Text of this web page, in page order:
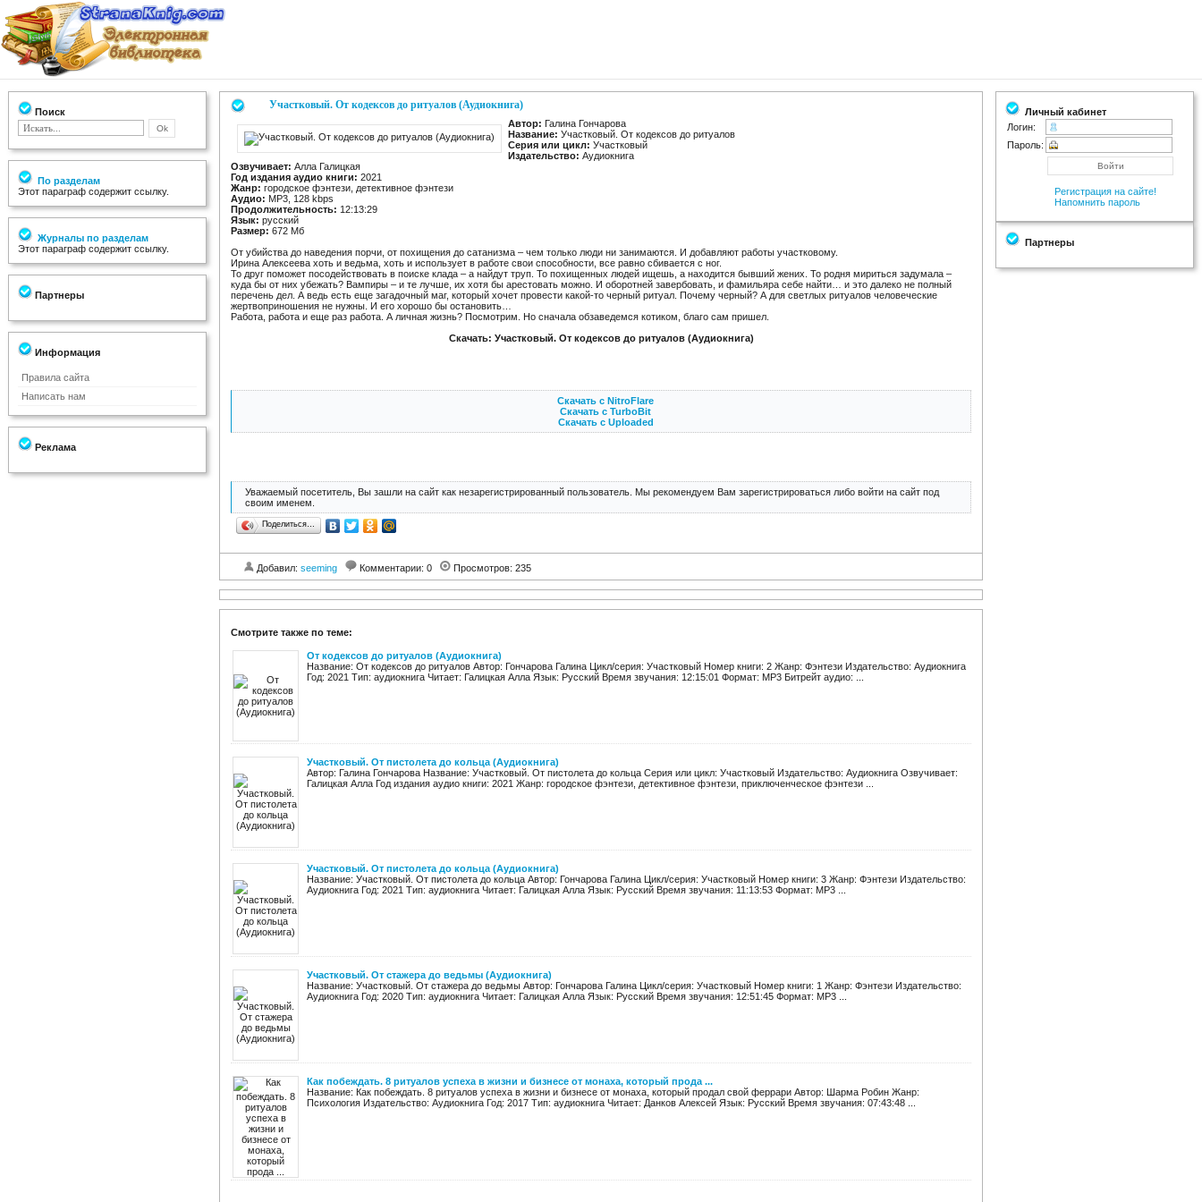
Поиск
По разделам
Этот параграф содержит ссылку.
Журналы по разделам
Этот параграф содержит ссылку.
Партнеры
Информация
Правила сайта
Написать нам
Реклама
Участковый. От кодексов до ритуалов (Аудиокнига)
Автор: Галина Гончарова
Название: Участковый. От кодексов до ритуалов
Серия или цикл: Участковый
Издательство: Аудиокнига
Озвучивает: Алла Галицкая
Год издания аудио книги: 2021
Жанр: городское фэнтези, детективное фэнтези
Аудио: MP3, 128 kbps
Продолжительность: 12:13:29
Язык: русский
Размер: 672 Мб
От убийства до наведения порчи, от похищения до сатанизма – чем только люди ни занимаются. И добавляют работы участковому.
Ирина Алексеева хоть и ведьма, хоть и использует в работе свои способности, все равно сбивается с ног.
То друг поможет посодействовать в поиске клада – а найдут труп. То похищенных людей ищешь, а находится бывший жених. То родня мириться задумала –
куда бы от них убежать? Вампиры – и те лучше, их хотя бы арестовать можно. И оборотней завербовать, и фамильяра себе найти… и это далеко не полный
перечень дел. А ведь есть еще загадочный маг, который хочет провести какой-то черный ритуал. Почему черный? А для светлых ритуалов человеческие
жертвоприношения не нужны. И его хорошо бы остановить…
Работа, работа и еще раз работа. А личная жизнь? Посмотрим. Но сначала обзаведемся котиком, благо сам пришел.
Скачать: Участковый. От кодексов до ритуалов (Аудиокнига)
Скачать с NitroFlare
Скачать с TurboBit
Скачать с Uploaded
Уважаемый посетитель, Вы зашли на сайт как незарегистрированный пользователь. Мы рекомендуем Вам зарегистрироваться либо войти на сайт под
своим именем.
Поделиться…
Добавил: seeming Комментарии: 0 Просмотров: 235
Смотрите также по теме:
От кодексов до ритуалов (Аудиокнига)
Название: От кодексов до ритуалов Автор: Гончарова Галина Цикл/серия: Участковый Номер книги: 2 Жанр: Фэнтези Издательство: Аудиокнига
Год: 2021 Тип: аудиокнига Читает: Галицкая Алла Язык: Русский Время звучания: 12:15:01 Формат: MP3 Битрейт аудио: ...
Участковый. От пистолета до кольца (Аудиокнига)
Автор: Галина Гончарова Название: Участковый. От пистолета до кольца Серия или цикл: Участковый Издательство: Аудиокнига Озвучивает:
Галицкая Алла Год издания аудио книги: 2021 Жанр: городское фэнтези, детективное фэнтези, приключенческое фэнтези ...
Участковый. От пистолета до кольца (Аудиокнига)
Название: Участковый. От пистолета до кольца Автор: Гончарова Галина Цикл/серия: Участковый Номер книги: 3 Жанр: Фэнтези Издательство:
Аудиокнига Год: 2021 Тип: аудиокнига Читает: Галицкая Алла Язык: Русский Время звучания: 11:13:53 Формат: MP3 ...
Участковый. От стажера до ведьмы (Аудиокнига)
Название: Участковый. От стажера до ведьмы Автор: Гончарова Галина Цикл/серия: Участковый Номер книги: 1 Жанр: Фэнтези Издательство:
Аудиокнига Год: 2020 Тип: аудиокнига Читает: Галицкая Алла Язык: Русский Время звучания: 12:51:45 Формат: MP3 ...
Как побеждать. 8 ритуалов успеха в жизни и бизнесе от монаха, который прода ...
Название: Как побеждать. 8 ритуалов успеха в жизни и бизнесе от монаха, который продал свой феррари Автор: Шарма Робин Жанр:
Психология Издательство: Аудиокнига Год: 2017 Тип: аудиокнига Читает: Данков Алексей Язык: Русский Время звучания: 07:43:48 ...
Личный кабинет
Логин:
Пароль:
Регистрация на сайте!
Напомнить пароль
Партнеры